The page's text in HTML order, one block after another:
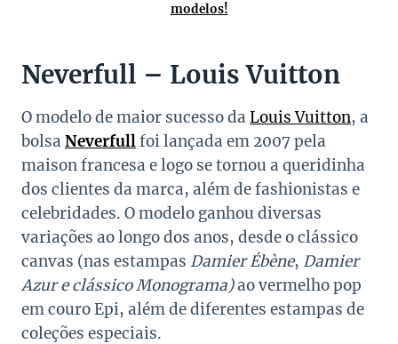
modelos!
Neverfull – Louis Vuitton
O modelo de maior sucesso da Louis Vuitton, a
bolsa Neverfullfoi lançada em 2007 pela
maison francesa e logo se tornou a queridinha
dos clientes da marca, além de fashionistas e
celebridades. O modelo ganhou diversas
variações ao longo dos anos, desde o clássico
canvas (nas estampas Damier Ébène, Damier
Azur e clássico Monograma)ao vermelho pop
em couro Epi, além de diferentes estampas de
coleções especiais.